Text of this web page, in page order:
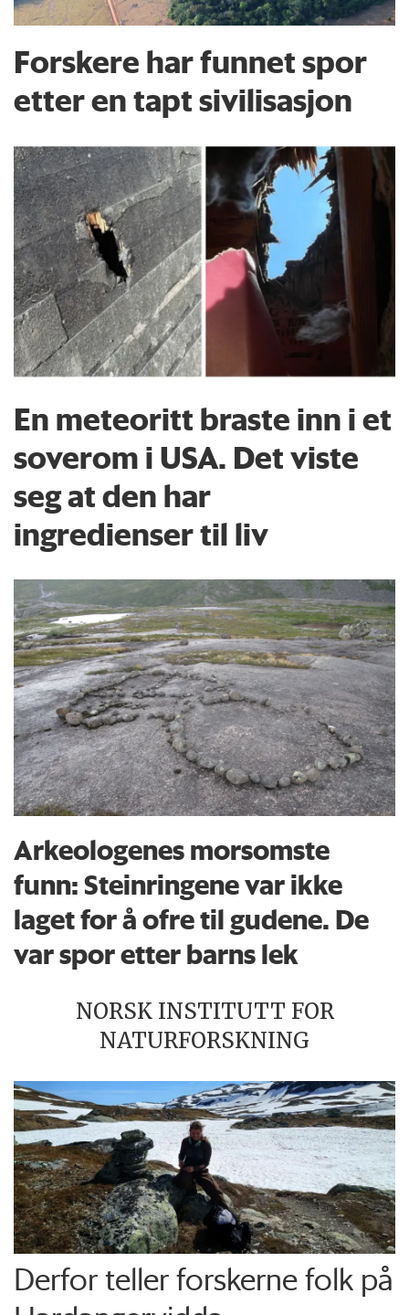
Forskere har funnet spor
etter en tapt sivilisasjon
En meteoritt braste inn i et
soverom i USA. Det viste
seg at den har
ingredienser til liv
Arkeologenes morsomste
funn: Steinringene var ikke
laget for å ofre til gudene. De
var spor etter barns lek
NORSK INSTITUTT FOR
NATURFORSKNING
Derfor teller forskerne folk på